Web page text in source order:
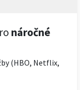
náročné
(HBO, Netflix,